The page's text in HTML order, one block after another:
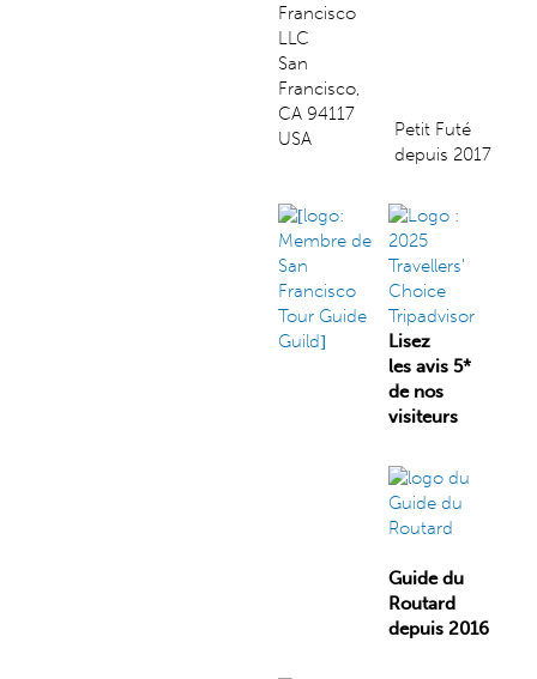
Francisco
LLC
San
Francisco,
CA 94117
USA
Petit Futé
depuis 2017
Lisez
les avis 5*
de nos
visiteurs
Guide du
Routard
depuis 2016